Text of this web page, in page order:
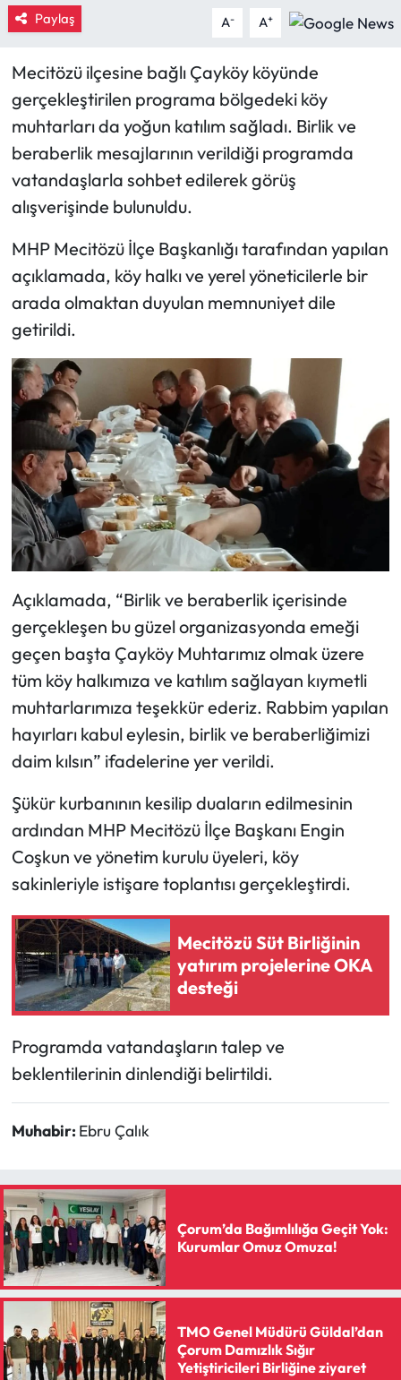
Paylaş A- A+
Mecitözü ilçesine bağlı Çayköy köyünde
gerçekleştirilen programa bölgedeki köy
muhtarları da yoğun katılım sağladı. Birlik ve
beraberlik mesajlarının verildiği programda
vatandaşlarla sohbet edilerek görüş
alışverişinde bulunuldu.
MHP Mecitözü İlçe Başkanlığı tarafından yapılan
açıklamada, köy halkı ve yerel yöneticilerle bir
arada olmaktan duyulan memnuniyet dile
getirildi.
Açıklamada, “Birlik ve beraberlik içerisinde
gerçekleşen bu güzel organizasyonda emeği
geçen başta Çayköy Muhtarımız olmak üzere
tüm köy halkımıza ve katılım sağlayan kıymetli
muhtarlarımıza teşekkür ederiz. Rabbim yapılan
hayırları kabul eylesin, birlik ve beraberliğimizi
daim kılsın” ifadelerine yer verildi.
Şükür kurbanının kesilip duaların edilmesinin
ardından MHP Mecitözü İlçe Başkanı Engin
Coşkun ve yönetim kurulu üyeleri, köy
sakinleriyle istişare toplantısı gerçekleştirdi.
Mecitözü Süt Birliğinin
yatırım projelerine OKA
desteği
Programda vatandaşların talep ve
beklentilerinin dinlendiği belirtildi.
Muhabir: Ebru Çalık
Çorum’da Bağımlılığa Geçit Yok:
Kurumlar Omuz Omuza!
TMO Genel Müdürü Güldal’dan
Çorum Damızlık Sığır
Yetiştiricileri Birliğine ziyaret
Kimdir?
Kültür Sanat
Laçin Haberleri
Magazin
Mecitözü Haberleri
Oğuzlar Haberleri
Ortaköy Haberleri
Osmancık Haberleri
Otomotiv
Resmi İlan
Resmi Reklam
Sağlık
Spor
Sungurlu Haberleri
Turizm
Uğurludağ Haberleri
Yaşam
Yayla Haber
Yerel Haberler